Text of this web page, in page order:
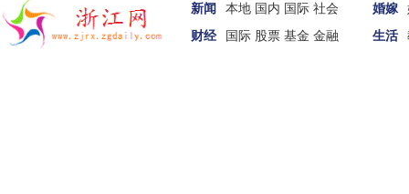
新闻 本地 国内 国际 社会
财经
国际 股票 基金 金融
婚嫁
生活